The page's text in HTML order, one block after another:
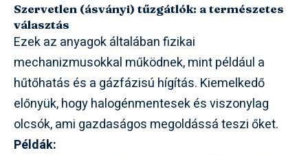
Szervetlen (ásványi) tűzgátlók: a természetes
választás
Ezek az anyagok általában fizikai
mechanizmusokkal működnek, mint például a
hűtőhatás és a gázfázisú hígítás. Kiemelkedő
előnyük, hogy halogénmentesek és viszonylag
olcsók, ami gazdaságos megoldássá teszi őket.
Példák: